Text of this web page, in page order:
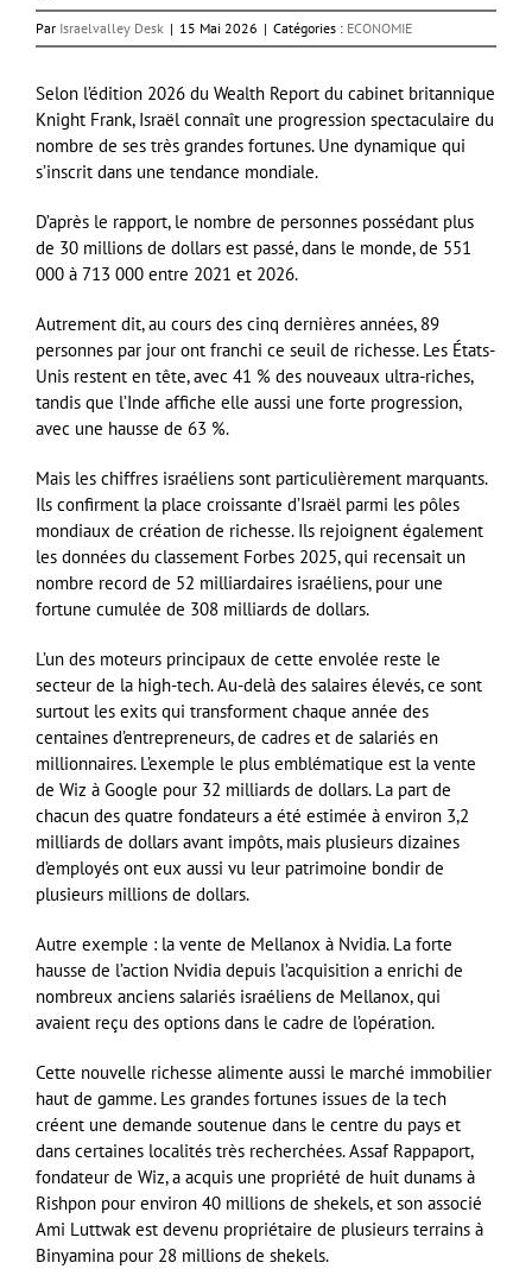
Par Israelvalley Desk | 15 Mai 2026 | Catégories : ECONOMIE
Selon l’édition 2026 du Wealth Report du cabinet britannique
Knight Frank, Israël connaît une progression spectaculaire du
nombre de ses très grandes fortunes. Une dynamique qui
s’inscrit dans une tendance mondiale.
D’après le rapport, le nombre de personnes possédant plus
de 30 millions de dollars est passé, dans le monde, de 551
000 à 713 000 entre 2021 et 2026.
Autrement dit, au cours des cinq dernières années, 89
personnes par jour ont franchi ce seuil de richesse. Les États-
Unis restent en tête, avec 41 % des nouveaux ultra-riches,
tandis que l’Inde affiche elle aussi une forte progression,
avec une hausse de 63 %.
Mais les chiffres israéliens sont particulièrement marquants.
Ils confirment la place croissante d’Israël parmi les pôles
mondiaux de création de richesse. Ils rejoignent également
les données du classement Forbes 2025, qui recensait un
nombre record de 52 milliardaires israéliens, pour une
fortune cumulée de 308 milliards de dollars.
L’un des moteurs principaux de cette envolée reste le
secteur de la high-tech. Au-delà des salaires élevés, ce sont
surtout les exits qui transforment chaque année des
centaines d’entrepreneurs, de cadres et de salariés en
millionnaires. L’exemple le plus emblématique est la vente
de Wiz à Google pour 32 milliards de dollars. La part de
chacun des quatre fondateurs a été estimée à environ 3,2
milliards de dollars avant impôts, mais plusieurs dizaines
d’employés ont eux aussi vu leur patrimoine bondir de
plusieurs millions de dollars.
Autre exemple : la vente de Mellanox à Nvidia. La forte
hausse de l’action Nvidia depuis l’acquisition a enrichi de
nombreux anciens salariés israéliens de Mellanox, qui
avaient reçu des options dans le cadre de l’opération.
Cette nouvelle richesse alimente aussi le marché immobilier
haut de gamme. Les grandes fortunes issues de la tech
créent une demande soutenue dans le centre du pays et
dans certaines localités très recherchées. Assaf Rappaport,
fondateur de Wiz, a acquis une propriété de huit dunams à
Rishpon pour environ 40 millions de shekels, et son associé
Ami Luttwak est devenu propriétaire de plusieurs terrains à
Binyamina pour 28 millions de shekels.